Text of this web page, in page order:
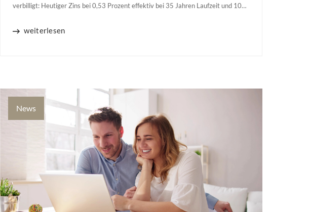
verbilligt: Heutiger Zins bei 0,53 Prozent effektiv bei 35 Jahren Laufzeit und 10
weiterlesen
News